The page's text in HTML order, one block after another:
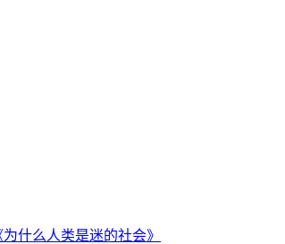
为什么人类是迷的社会》